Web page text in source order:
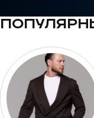
Перейти